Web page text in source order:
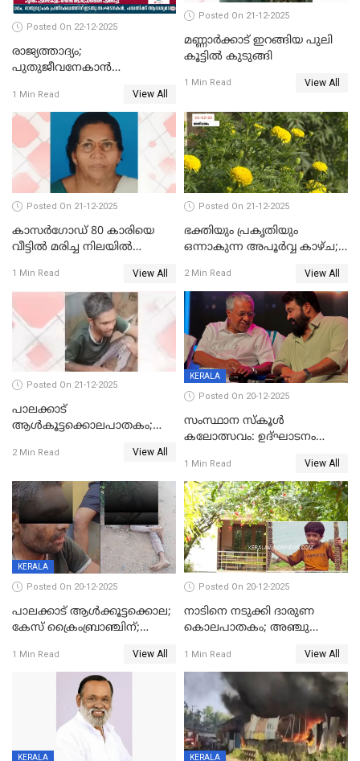
Posted On 22-12-2025
രാജ്യത്താദ്യം;
പുതുജീവനേകാൻ
എറണാകുളം സർക്കാർ
ജനറൽ
ആശുപത്രിയിലെത്തിച്ചു
1 Min Read View All
Posted On 21-12-2025
മണ്ണാർക്കാട് ഇറങ്ങിയ പുലി
കൂട്ടിൽ കുടുങ്ങി
1 Min Read View All
Posted On 21-12-2025
കാസർഗോഡ് 80 കാരിയെ
വീട്ടിൽ മരിച്ച നിലയിൽ
1 Min Read View All
Posted On 21-12-2025
ഭക്തിയും പ്രകൃതിയും
ഒന്നാകുന്ന അപൂര്‍വ്വ കാഴ്ച;
കാഴ്ചാനുഭവമൊരുക്കി
ശബരീ നന്ദനം
2 Min Read View All
Posted On 21-12-2025
പാലക്കാട്‌
ആൾകൂട്ടക്കൊലപാതകം;
ഊർജ്ജിതമാക്കിമാക്കി
2 Min Read View All
KERALA
Posted On 20-12-2025
സംസ്ഥാന സ്കൂൾ
കലോത്സവം: ഉദ്ഘാടനം
മുഖ്യാതിഥിയായി
മോഹൻലാൽ
1 Min Read View All
KERALA
Posted On 20-12-2025
പാലക്കാട് ആൾക്കൂട്ടക്കൊല;
കേസ് ക്രൈംബ്രാഞ്ചിന്;
അന്വേഷിക്കും
1 Min Read View All
Posted On 20-12-2025
നാടിനെ നടുക്കി ദാരുണ
കൊലപാതകം; അഞ്ചു
കഴുത്തുഞെരിച്ച് കൊന്നു
1 Min Read View All
KERALA KERALA